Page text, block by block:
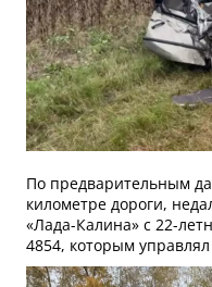
По предварительным
километре дороги,
«Лада-Калина» с 22-
4854, которым